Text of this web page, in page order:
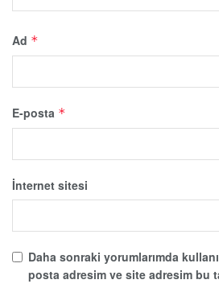
Ad *
E-posta *
İnternet sitesi
Daha sonraki yorumlarımda
posta adresim ve site adresim bu